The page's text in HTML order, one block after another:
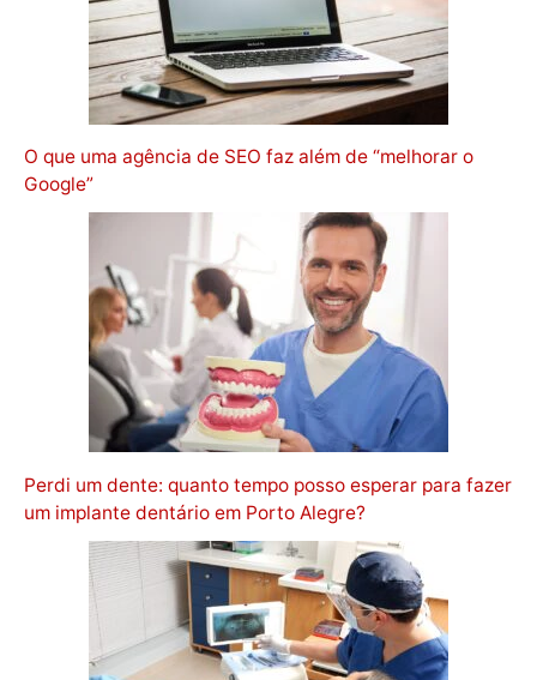
O que uma agência de SEO faz além de “melhorar o
Google”
Perdi um dente: quanto tempo posso esperar para fazer
um implante dentário em Porto Alegre?